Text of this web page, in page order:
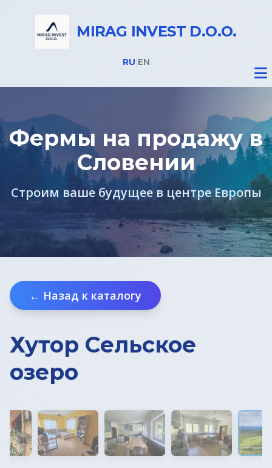
MIRAG INVEST D.O.O.
RU EN
Недвижимость
Все объекты
Дома на Бледе
Земельные участки под строительство
Земельные участки в Бледе
Квартиры в Любляне
Дома в Любляне
Фермы в Словении
Фермы на продажу в
Словении
Строим ваше будущее в центре Европы
← Назад к каталогу
Хутор Сельское
озеро